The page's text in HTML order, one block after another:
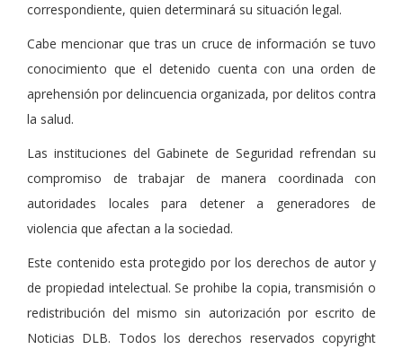
correspondiente, quien determinará su situación legal.
Cabe mencionar que tras un cruce de información se tuvo
conocimiento que el detenido cuenta con una orden de
aprehensión por delincuencia organizada, por delitos contra
la salud.
Las instituciones del Gabinete de Seguridad refrendan su
compromiso de trabajar de manera coordinada con
autoridades locales para detener a generadores de
violencia que afectan a la sociedad.
Este contenido esta protegido por los derechos de autor y
de propiedad intelectual. Se prohibe la copia, transmisión o
redistribución del mismo sin autorización por escrito de
Noticias DLB. Todos los derechos reservados copyright